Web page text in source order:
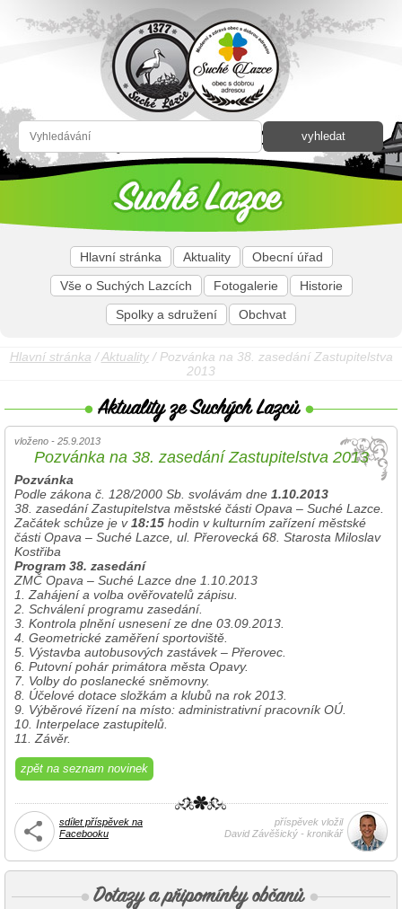
Hlavní stránka Aktuality
Obecní úřad
Vše o Suchých Lazcích
Fotogalerie
Historie
Spolky a sdružení
Obchvat
Hlavní stránka /Aktuality/ Pozvánka na 38. zasedání Zastupitelstva
2013
vloženo - 25.9.2013
Pozvánka na 38. zasedání Zastupitelstva 2013
Pozvánka
Podle zákona č. 128/2000 Sb. svolávám dne 1.10.2013
38. zasedání Zastupitelstva městské části Opava – Suché Lazce.
Začátek schůze je v18:15 hodin v kulturním zařízení městské
části Opava – Suché Lazce, ul. Přerovecká 68. Starosta Miloslav
Kostřiba
Program 38. zasedání
ZMČ Opava – Suché Lazce dne 1.10.2013
1. Zahájení a volba ověřovatelů zápisu.
2. Schválení programu zasedání.
3. Kontrola plnění usnesení ze dne 03.09.2013.
4. Geometrické zaměření sportoviště.
5. Výstavba autobusových zastávek – Přerovec.
6. Putovní pohár primátora města Opavy.
7. Volby do poslanecké sněmovny.
8. Účelové dotace složkám a klubů na rok 2013.
9. Výběrové řízení na místo: administrativní pracovník OÚ.
10. Interpelace zastupitelů.
11. Závěr.
zpět na seznam novinek
sdílet příspěvek na
Facebooku
příspěvek vložil
David Závěšický - kronikář